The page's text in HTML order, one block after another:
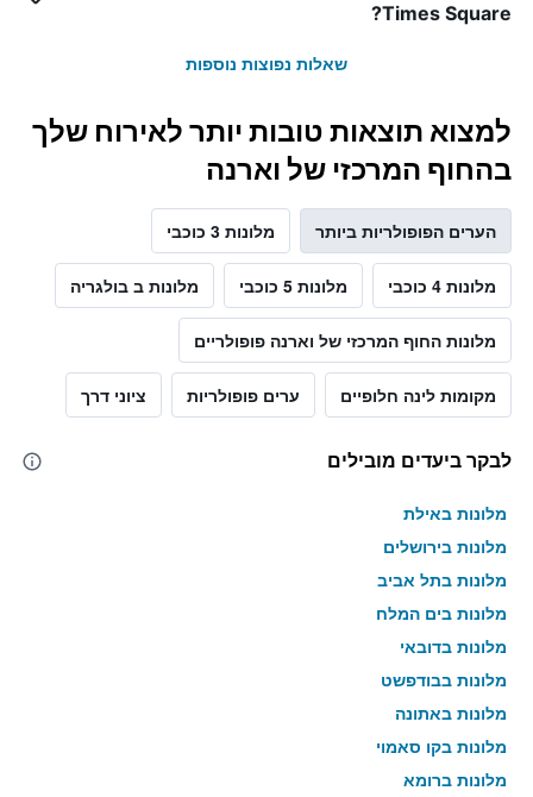
Times Square?
שאלות נפוצות נוספות
למצוא תוצאות טובות יותר לאירוח שלך
בהחוף המרכזי של וארנה
הערים הפופולריות ביותר מלונות 3 כוכבי
מלונות 4 כוכבי מלונות 5 כוכבי מלונות ב בולגריה
מלונות החוף המרכזי של וארנה פופולריים
מקומות לינה חלופיים ערים פופולריות ציוני דרך
לבקר ביעדים מובילים
מלונות באילת
מלונות בירושלים
מלונות בתל אביב
מלונות בים המלח
מלונות בדובאי
מלונות בבודפשט
מלונות באתונה
מלונות בקו סאמוי
מלונות ברומא